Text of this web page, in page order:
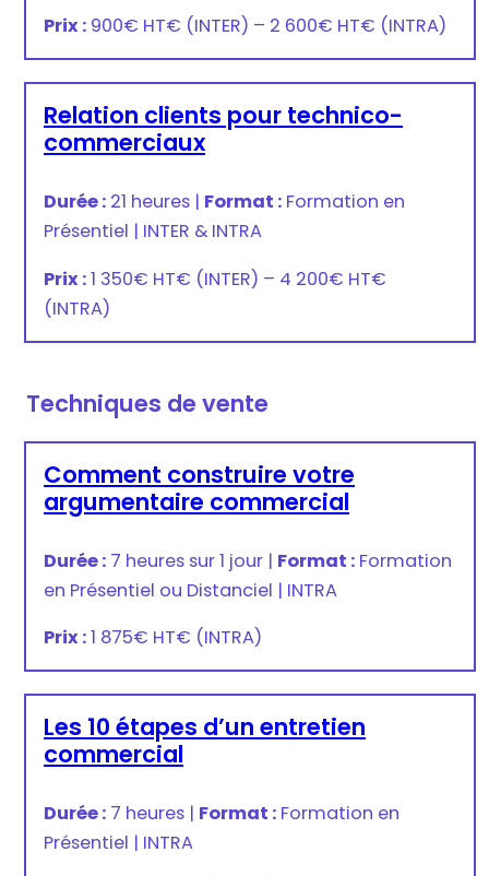
Prix : 900€ HT€ (INTER) – 2 600€ HT€ (INTRA)
Relation clients pour technico-
commerciaux
Durée : 21 heures | Format : Formation en
Présentiel | INTER & INTRA
Prix :1 350€ HT€ (INTER) – 4 200€ HT€
(INTRA)
Techniques de vente
Comment construire votre
argumentaire commercial
Durée : 7 heures sur 1 jour | Format : Formation
en Présentiel ou Distanciel | INTRA
Prix :1 875€ HT€ (INTRA)
Les 10 étapes d’un entretien
commercial
Durée : 7 heures | Format : Formation en
Présentiel | INTRA